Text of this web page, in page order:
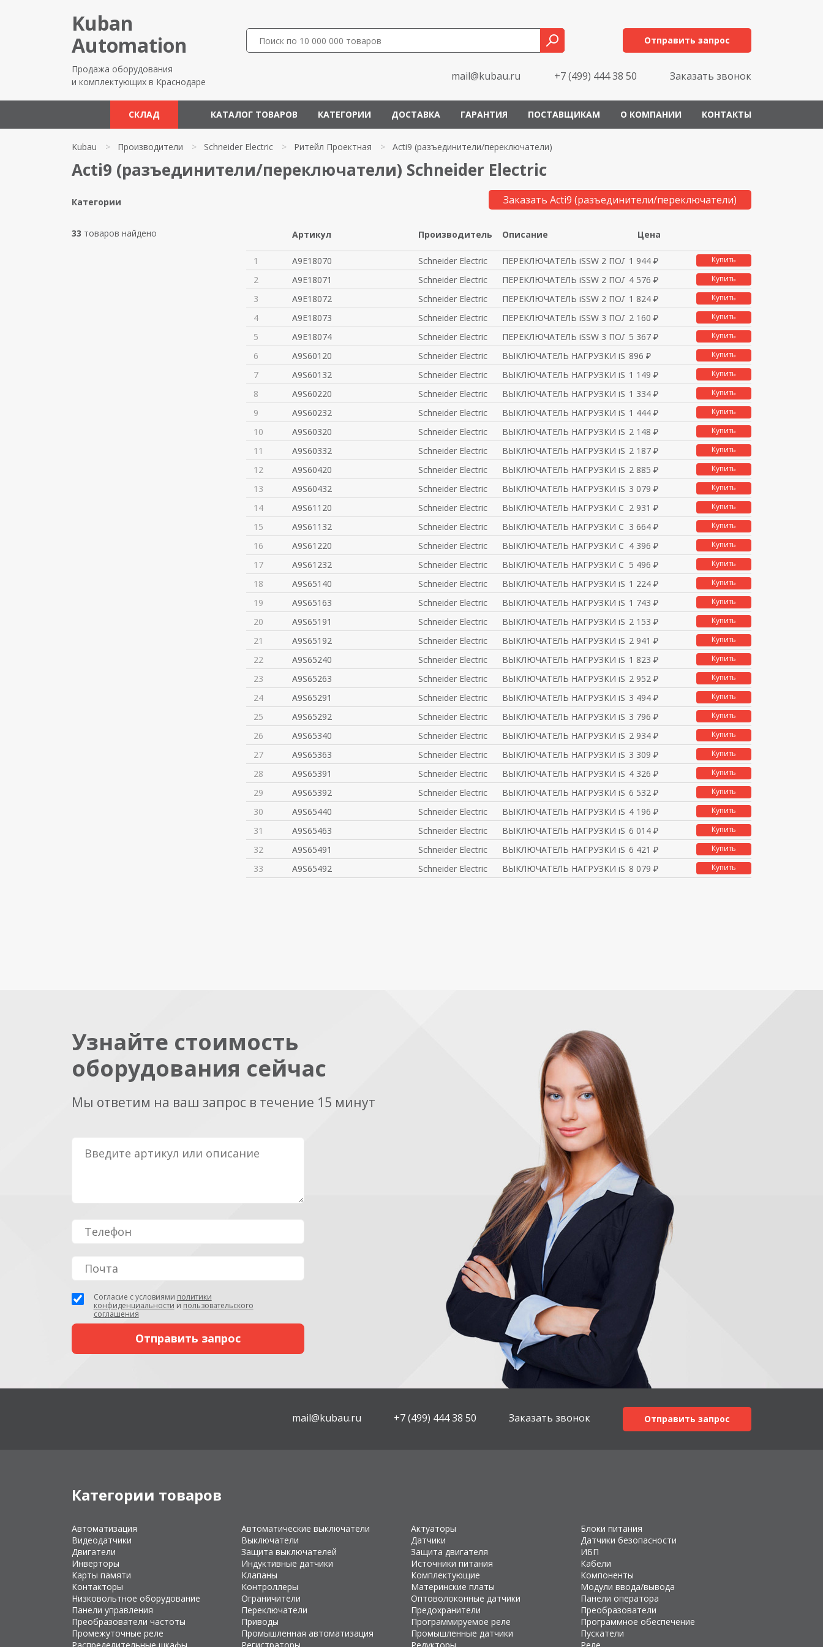
Kuban
Automation
Продажа оборудования
и комплектующих в Краснодаре
Отправить запрос
mail@kubau.ru +7 (499) 444 38 50 Заказать звонок
СКЛАД КАТАЛОГ ТОВАРОВ КАТЕГОРИИ ДОСТАВКА ГАРАНТИЯ ПОСТАВЩИКАМ О КОМПАНИИ КОНТАКТЫ
Kubau > Производители > Schneider Electric > Ритейл Проектная > Acti9 (разъединители/переключатели)
Acti9 (разъединители/переключатели) Schneider Electric
Категории
33 товаров найдено
Заказать Acti9 (разъединители/переключатели)
Артикул Производитель Описание Цена
1 A9E18070 Schneider Electric ПЕРЕКЛЮЧАТЕЛЬ iSSW 2 ПОЛ. 1 ПЕ
1 944 ₽ Купить
2 A9E18071 Schneider Electric ПЕРЕКЛЮЧАТЕЛЬ iSSW 2 ПОЛ. 2 ПЕ
4 576 ₽ Купить
3 A9E18072 Schneider Electric ПЕРЕКЛЮЧАТЕЛЬ iSSW 2 ПОЛ. 1НО+
1 824 ₽ Купить
4 A9E18073 Schneider Electric ПЕРЕКЛЮЧАТЕЛЬ iSSW 3 ПОЛ. 1 ПЕ
2 160 ₽ Купить
5 A9E18074 Schneider Electric ПЕРЕКЛЮЧАТЕЛЬ iSSW 3 ПОЛ. 2 ПЕ
5 367 ₽ Купить
6 A9S60120 Schneider Electric ВЫКЛЮЧАТЕЛЬ НАГРУЗКИ iSW 1П 20
896 ₽ Купить
7 A9S60132 Schneider Electric ВЫКЛЮЧАТЕЛЬ НАГРУЗКИ iSW 1П 32
1 149 ₽ Купить
8 A9S60220 Schneider Electric ВЫКЛЮЧАТЕЛЬ НАГРУЗКИ iSW 2П 20
1 334 ₽ Купить
9 A9S60232 Schneider Electric ВЫКЛЮЧАТЕЛЬ НАГРУЗКИ iSW 2П 32
1 444 ₽ Купить
10 A9S60320 Schneider Electric ВЫКЛЮЧАТЕЛЬ НАГРУЗКИ iSW 3П 20
2 148 ₽ Купить
11 A9S60332 Schneider Electric ВЫКЛЮЧАТЕЛЬ НАГРУЗКИ iSW 3П 32
2 187 ₽ Купить
12 A9S60420 Schneider Electric ВЫКЛЮЧАТЕЛЬ НАГРУЗКИ iSW 4П 20
2 885 ₽ Купить
13 A9S60432 Schneider Electric ВЫКЛЮЧАТЕЛЬ НАГРУЗКИ iSW 4П 32
3 079 ₽ Купить
14 A9S61120 Schneider Electric ВЫКЛЮЧАТЕЛЬ НАГРУЗКИ С ИНДИКАТ
2 931 ₽ Купить
15 A9S61132 Schneider Electric ВЫКЛЮЧАТЕЛЬ НАГРУЗКИ С ИНДИКАТ
3 664 ₽ Купить
16 A9S61220 Schneider Electric ВЫКЛЮЧАТЕЛЬ НАГРУЗКИ С ИНДИКАТ
4 396 ₽ Купить
17 A9S61232 Schneider Electric ВЫКЛЮЧАТЕЛЬ НАГРУЗКИ С ИНДИКАТ
5 496 ₽ Купить
18 A9S65140 Schneider Electric ВЫКЛЮЧАТЕЛЬ НАГРУЗКИ iSW 1П 40
1 224 ₽ Купить
19 A9S65163 Schneider Electric ВЫКЛЮЧАТЕЛЬ НАГРУЗКИ iSW 1П 63
1 743 ₽ Купить
20 A9S65191 Schneider Electric ВЫКЛЮЧАТЕЛЬ НАГРУЗКИ iSW 1П 10
2 153 ₽ Купить
21 A9S65192 Schneider Electric ВЫКЛЮЧАТЕЛЬ НАГРУЗКИ iSW 1П 12
2 941 ₽ Купить
22 A9S65240 Schneider Electric ВЫКЛЮЧАТЕЛЬ НАГРУЗКИ iSW 2П 40
1 823 ₽ Купить
23 A9S65263 Schneider Electric ВЫКЛЮЧАТЕЛЬ НАГРУЗКИ iSW 2П 63
2 952 ₽ Купить
24 A9S65291 Schneider Electric ВЫКЛЮЧАТЕЛЬ НАГРУЗКИ iSW 2П 10
3 494 ₽ Купить
25 A9S65292 Schneider Electric ВЫКЛЮЧАТЕЛЬ НАГРУЗКИ iSW 2П 12
3 796 ₽ Купить
26 A9S65340 Schneider Electric ВЫКЛЮЧАТЕЛЬ НАГРУЗКИ iSW 3П 40
2 934 ₽ Купить
27 A9S65363 Schneider Electric ВЫКЛЮЧАТЕЛЬ НАГРУЗКИ iSW 3П 63
3 309 ₽ Купить
28 A9S65391 Schneider Electric ВЫКЛЮЧАТЕЛЬ НАГРУЗКИ iSW 3П 10
4 326 ₽ Купить
29 A9S65392 Schneider Electric ВЫКЛЮЧАТЕЛЬ НАГРУЗКИ iSW 3П 12
6 532 ₽ Купить
30 A9S65440 Schneider Electric ВЫКЛЮЧАТЕЛЬ НАГРУЗКИ iSW 4П 40
4 196 ₽ Купить
31 A9S65463 Schneider Electric ВЫКЛЮЧАТЕЛЬ НАГРУЗКИ iSW 4П 63
6 014 ₽ Купить
32 A9S65491 Schneider Electric ВЫКЛЮЧАТЕЛЬ НАГРУЗКИ iSW 4П 10
6 421 ₽ Купить
33 A9S65492 Schneider Electric ВЫКЛЮЧАТЕЛЬ НАГРУЗКИ iSW 4П 12
8 079 ₽ Купить
Узнайте стоимость
оборудования сейчас
Мы ответим на ваш запрос в течение 15 минут
Согласие с условиями политики
конфиденциальности и пользовательского
соглашения
mail@kubau.ru +7 (499) 444 38 50 Заказать звонок Отправить запрос
Категории товаров
Автоматизация Автоматические выключатели Актуаторы
Блоки питания
Видеодатчики
Выключатели Датчики
Датчики безопасности
Двигатели
Защита выключателей Защита двигателя
ИБП
Инверторы
Индуктивные датчики Источники питания
Кабели
Карты памяти
Клапаны Комплектующие
Компоненты
Контакторы
Контроллеры Материнские платы
Модули ввода/вывода
Низковольтное оборудование
Ограничители Оптоволоконные датчики
Панели оператора
Панели управления
Переключатели Предохранители
Преобразователи
Преобразователи частоты
Приводы Программируемое реле
Программное обеспечение
Промежуточные реле
Промышленная автоматизация Промышленные датчики
Пускатели